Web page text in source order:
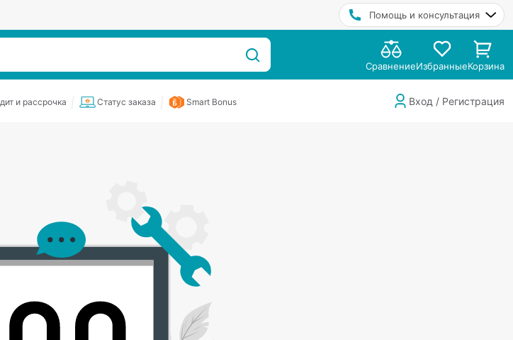
Помощь и консультация
СравнениеИзбранныеКорзина
и рассрочка Статус заказа Smart Bonus Вход / Регистрация